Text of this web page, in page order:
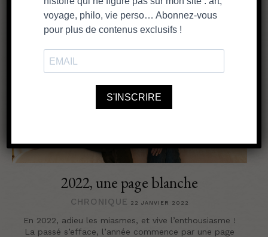
2022, une page blanche
CHRONIQUE 22 JANVIER 2022
En 2022, adieu les miasmes, et vive l’enthousiasme !
La passé s’efface, l’année commence par une page